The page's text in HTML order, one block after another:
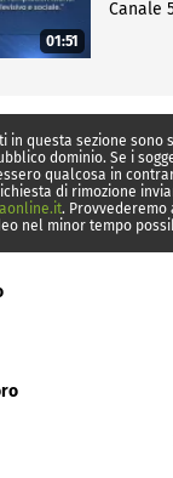
01:51
Canale
in questa sezione sono
dominio. Se i
qualcosa in
di rimozione
.
nel minor tempo